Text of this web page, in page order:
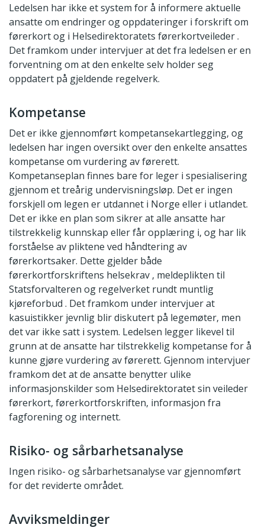
Ledelsen har ikke et system for å informere aktuelle
ansatte om endringer og oppdateringer i forskrift om
førerkort og i Helsedirektoratets førerkortveileder .
Det framkom under intervjuer at det fra ledelsen er en
forventning om at den enkelte selv holder seg
oppdatert på gjeldende regelverk.
Kompetanse
Det er ikke gjennomført kompetansekartlegging, og
ledelsen har ingen oversikt over den enkelte ansattes
kompetanse om vurdering av førerett.
Kompetanseplan finnes bare for leger i spesialisering
gjennom et treårig undervisningsløp. Det er ingen
forskjell om legen er utdannet i Norge eller i utlandet.
Det er ikke en plan som sikrer at alle ansatte har
tilstrekkelig kunnskap eller får opplæring i, og har lik
forståelse av pliktene ved håndtering av
førerkortsaker. Dette gjelder både
førerkortforskriftens helsekrav , meldeplikten til
Statsforvalteren og regelverket rundt muntlig
kjøreforbud . Det framkom under intervjuer at
kasuistikker jevnlig blir diskutert på legemøter, men
det var ikke satt i system. Ledelsen legger likevel til
grunn at de ansatte har tilstrekkelig kompetanse for å
kunne gjøre vurdering av førerett. Gjennom intervjuer
framkom det at de ansatte benytter ulike
informasjonskilder som Helsedirektoratet sin veileder
førerkort, førerkortforskriften, informasjon fra
fagforening og internett.
Risiko- og sårbarhetsanalyse
Ingen risiko- og sårbarhetsanalyse var gjennomført
for det reviderte området.
Avviksmeldinger